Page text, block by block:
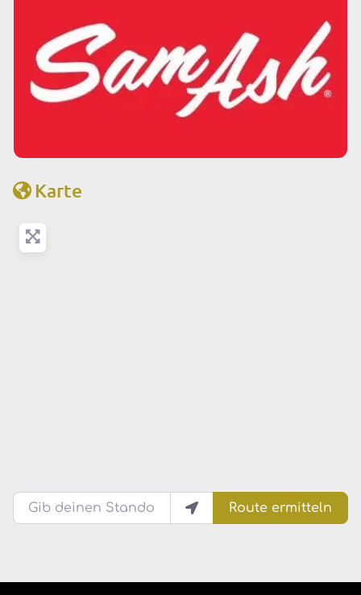
Karte
Gib deinen Standort ein.
Route ermitteln